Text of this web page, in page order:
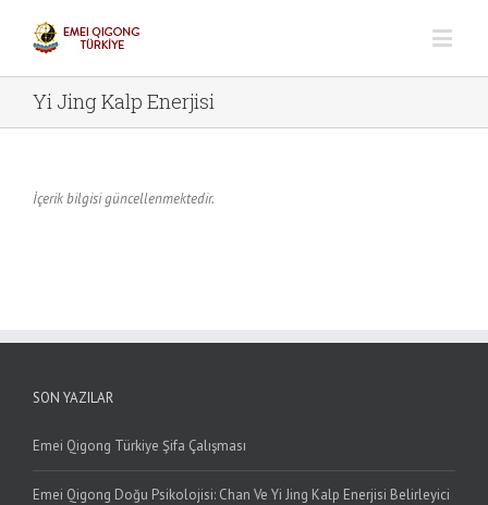
Yi Jing Kalp Enerjisi
İçerik bilgisi güncellenmektedir.
SON YAZILAR
Emei Qigong Türkiye Şifa Çalışması
Emei Qigong Doğu Psikolojisi: Chan Ve Yi Jing Kalp Enerjisi Belirleyici